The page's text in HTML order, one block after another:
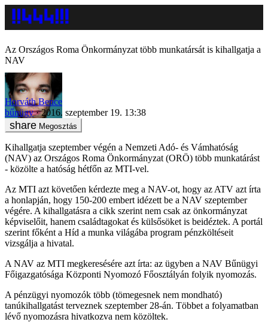
Az Országos Roma Önkormányzat több munkatársát is kihallgatja a
NAV
Horváth Bence
bűnügy
2016. szeptember 19. 13:38
Megosztás
Kihallgatja szeptember végén a Nemzeti Adó- és Vámhatóság
(NAV) az Országos Roma Önkormányzat (ORÖ) több munkatárást
- közölte a hatóság hétfőn az MTI-vel.
Az MTI azt követően kérdezte meg a NAV-ot, hogy az ATV azt írta
a honlapján, hogy 150-200 embert idézett be a NAV szeptember
végére. A kihallgatásra a cikk szerint nem csak az önkormányzat
képviselőit, hanem családtagokat és külsősöket is beidéztek. A portál
szerint főként a Híd a munka világába program pénzköltéseit
vizsgálja a hivatal.
A NAV az MTI megkeresésére azt írta: az ügyben a NAV Bűnügyi
Főigazgatósága Központi Nyomozó Főosztályán folyik nyomozás.
A pénzügyi nyomozók több (tömegesnek nem mondható)
tanúkihallgatást terveznek szeptember 28-án. Többet a folyamatban
lévő nyomozásra hivatkozva nem közöltek.